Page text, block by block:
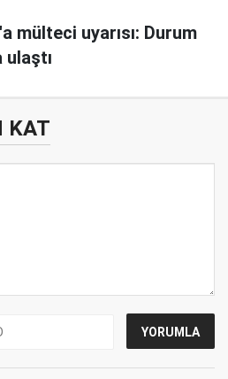
mülteci uyarısı: Durum
ulaştı
KAT